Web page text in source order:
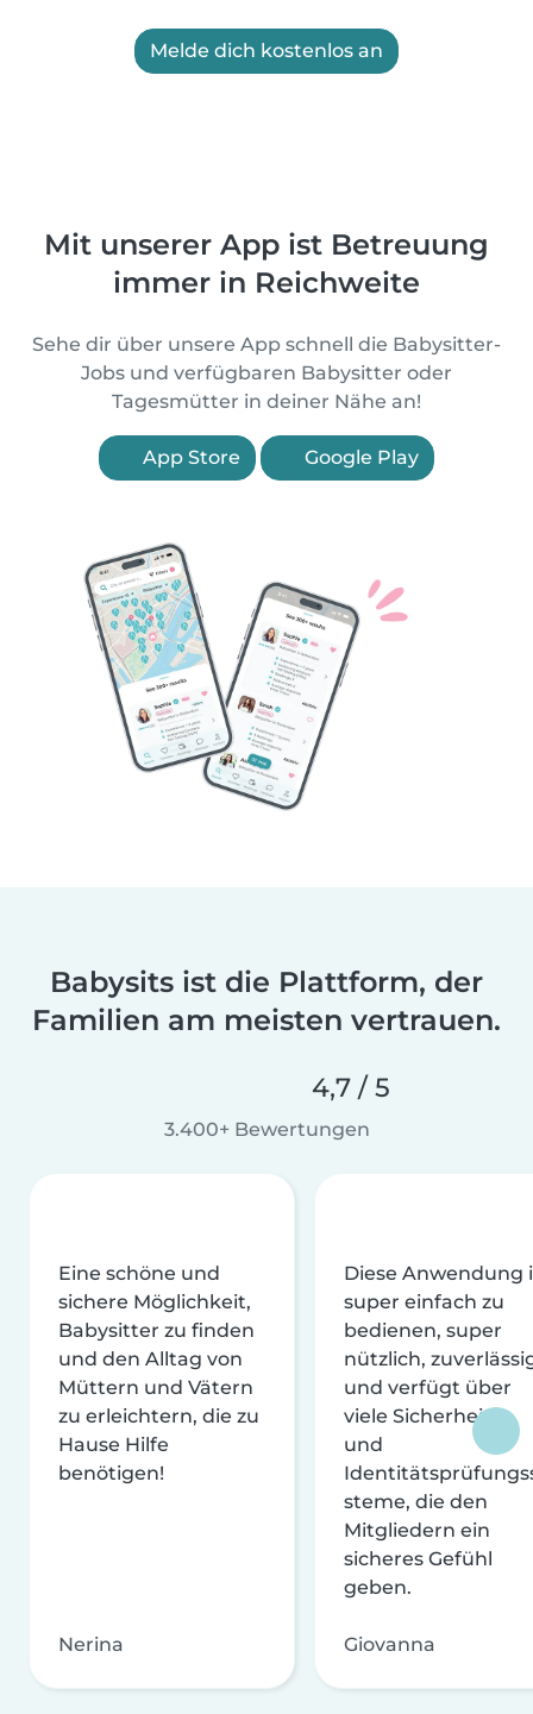
Melde dich kostenlos an
Mit unserer App ist Betreuung
immer in Reichweite
Sehe dir über unsere App schnell die Babysitter-
Jobs und verfügbaren Babysitter oder
Tagesmütter in deiner Nähe an!
App Store Google Play
Babysits ist die Plattform, der
Familien am meisten vertrauen.
4,7 / 5
3.400+ Bewertungen
Eine schöne und
sichere Möglichkeit,
Babysitter zu finden
und den Alltag von
Müttern und Vätern
zu erleichtern, die zu
Hause Hilfe
benötigen!
Nerina
Diese Anwendung
super einfach zu
bedienen, super
nützlich,
und verfügt über
viele Sicherheits-
und
steme, die den
Mitgliedern ein
sicheres Gefühl
geben.
Giovanna